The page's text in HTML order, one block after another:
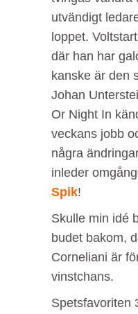
utvändigt
loppet.
där han har
kanske är den
Johan
Or Night In
veckans jobb
några
inleder
Spik!
Skulle min idé
budet bakom,
Corneliani är
vinstchans.
Spetsfavoriten